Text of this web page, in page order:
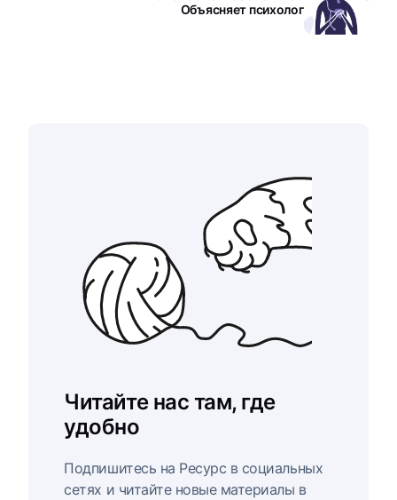
Объясняет психолог
Читайте нас там, где
удобно
Подпишитесь на Ресурс в социальных
сетях и читайте новые материалы в